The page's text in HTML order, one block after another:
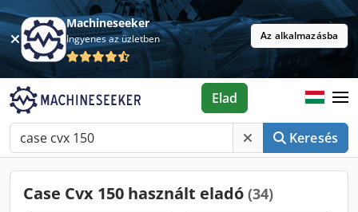
Machineseeker
Ingyenes az üzletben Az alkalmazásba
Keresés
Elad
Case Cvx 150 használt eladó (34)